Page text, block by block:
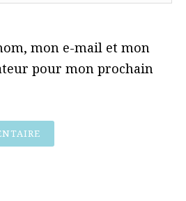
mon e-mail et mon
pour mon prochain